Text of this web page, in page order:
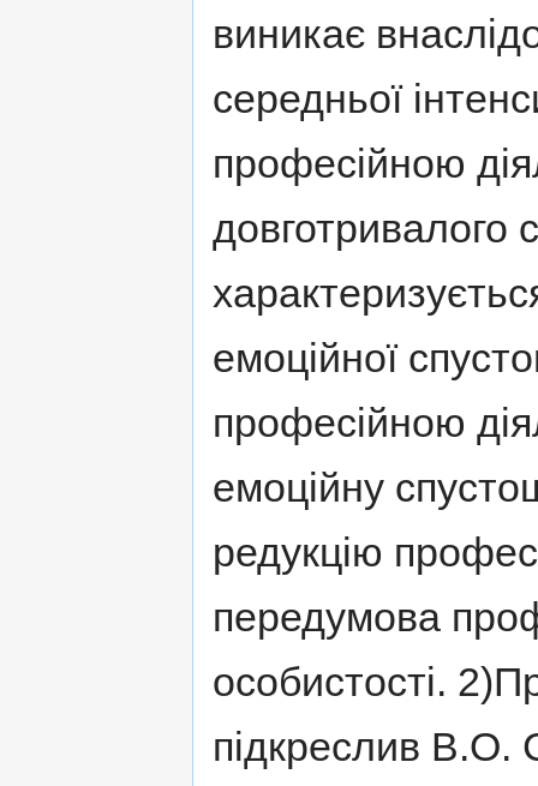
виникає
середньої
професійною
довготривалого
емоційної
професійною
емоційну
редукцію
передумова
особистості.
підкреслив В.О.